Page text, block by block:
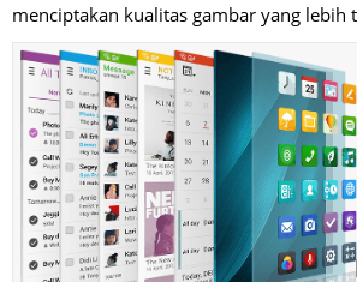
menciptakan kualitas gambar yang lebih